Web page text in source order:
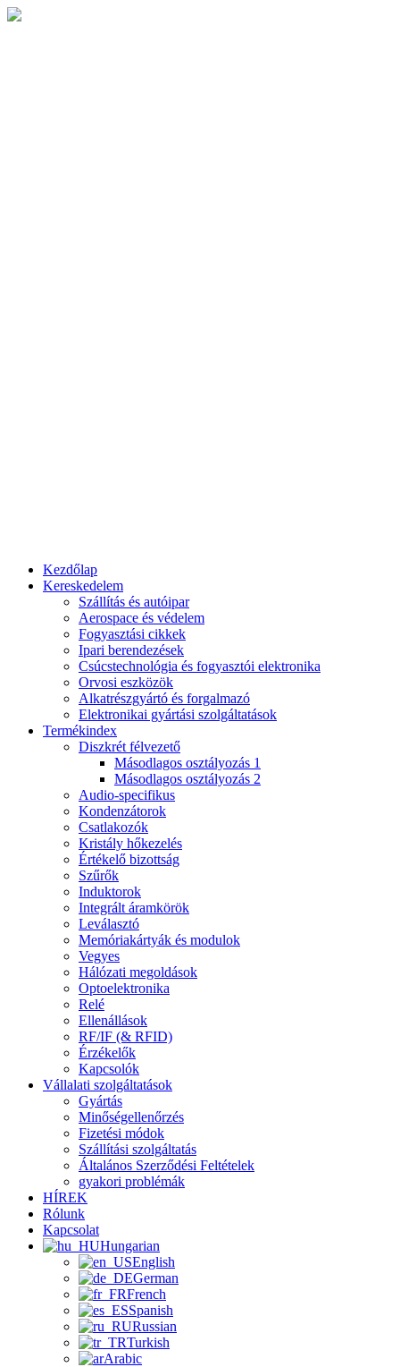
Kezdőlap
Kereskedelem
Szállítás és autóipar
Aerospace és védelem
Fogyasztási cikkek
Ipari berendezések
Csúcstechnológia és fogyasztói elektronika
Orvosi eszközök
Alkatrészgyártó és forgalmazó
Elektronikai gyártási szolgáltatások
Termékindex
Diszkrét félvezető
Másodlagos osztályozás 1
Másodlagos osztályozás 2
Audio-specifikus
Kondenzátorok
Csatlakozók
Kristály hőkezelés
Értékelő bizottság
Szűrők
Induktorok
Integrált áramkörök
Leválasztó
Memóriakártyák és modulok
Vegyes
Hálózati megoldások
Optoelektronika
Relé
Ellenállások
RF/IF (& RFID)
Érzékelők
Kapcsolók
Vállalati szolgáltatások
Gyártás
Minőségellenőrzés
Fizetési módok
Szállítási szolgáltatás
Általános Szerződési Feltételek
gyakori problémák
HÍREK
Rólunk
Kapcsolat
Hungarian
English
German
French
Spanish
Russian
Turkish
Arabic